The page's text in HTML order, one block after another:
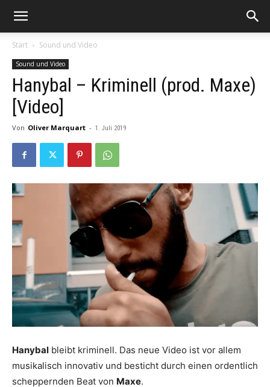
Start Sound und Video
Sound und Video
Hanybal – Kriminell (prod. Maxe)
[Video]
Von Oliver Marquart - 1. Juli 2019
Hanybal bleibt kriminell. Das neue Video ist vor allem
musikalisch innovativ und besticht durch einen ordentlich
scheppernden Beat von Maxe.